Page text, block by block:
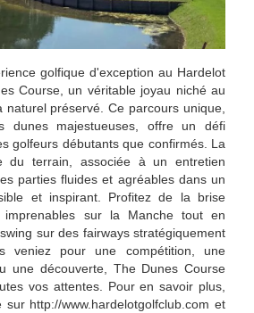
golfique d'exception au Hardelot
Course, un véritable joyau niché au
préservé. Ce parcours unique,
dunes majestueuses, offre un défi
golfeurs débutants que confirmés. La
du terrain, associée à un entretien
parties fluides et agréables dans un
et inspirant. Profitez de la brise
sur la Manche tout en
sur des fairways stratégiquement
veniez pour une compétition, une
une découverte, The Dunes Course
vos attentes. Pour en savoir plus,
http://www.hardelotgolfclub.com et